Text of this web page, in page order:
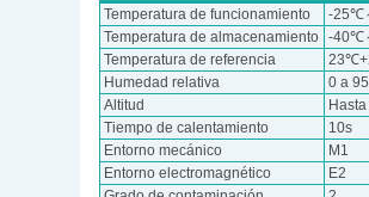
Temperatura de funcionamiento
-25℃
Temperatura de almacenamiento
-40℃
Temperatura de referencia
Humedad relativa
0 a
Altitud
Tiempo de calentamiento
10s
Entorno mecánico
M1
Entorno electromagnético
E2